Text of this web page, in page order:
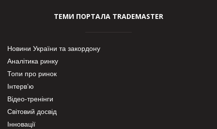
ТЕМИ ПОРТАЛА TRADEMASTER
Новини України та закордону
Аналітика ринку
Топи про ринок
Інтерв’ю
Відео-тренінги
Світовий досвід
Інновації